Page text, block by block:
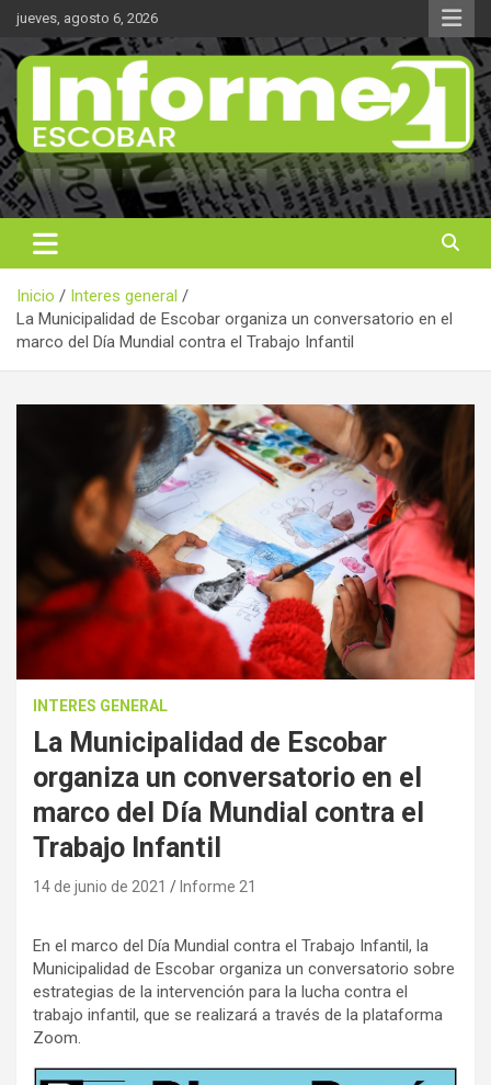
Saltar
contenido
jueves, agosto 6, 2026
Informe 21
Noticas reales
Inicio
Interes general
La Municipalidad de Escobar organiza un conversatorio en el
marco del Día Mundial contra el Trabajo Infantil
INTERES GENERAL
La Municipalidad de Escobar
organiza un conversatorio en el
marco del Día Mundial contra el
Trabajo Infantil
14 de junio de 2021 Informe 21
En el marco del Día Mundial contra el Trabajo Infantil, la
Municipalidad de Escobar organiza un conversatorio sobre
estrategias de la intervención para la lucha contra el
trabajo infantil, que se realizará a través de la plataforma
Zoom.